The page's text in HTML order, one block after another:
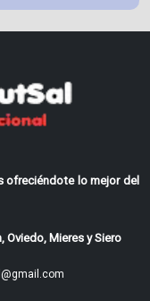
ofreciéndote lo mejor del
Mieres y Siero